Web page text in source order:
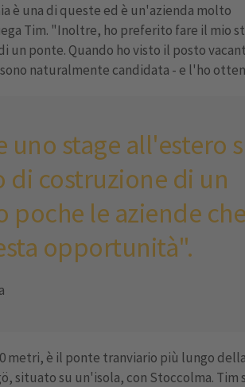
è una di queste ed è un'azienda molto
Tim. "Inoltre, ho preferito fare il mio
un ponte. Quando ho visto il posto
naturalmente candidata - e l'ho
uno stage all'estero
di costruzione di un
poche le aziende che
opportunità".
metri, è il ponte tranviario più lungo
situato su un'isola, con Stoccolma. Tim